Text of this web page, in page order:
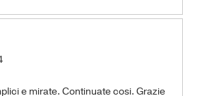
e mirate. Continuate cosi. Grazie